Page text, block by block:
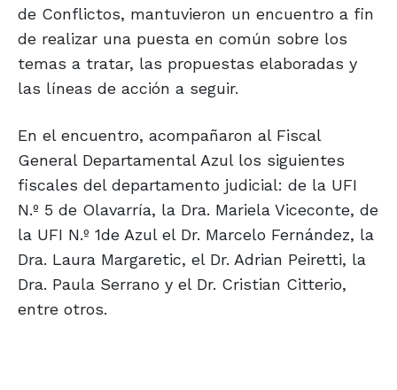
de Conflictos, mantuvieron un encuentro a fin
de realizar una puesta en común sobre los
temas a tratar, las propuestas elaboradas y
las líneas de acción a seguir.
En el encuentro, acompañaron al Fiscal
General Departamental Azul los siguientes
fiscales del departamento judicial: de la UFI
N.º 5 de Olavarría, la Dra. Mariela Viceconte, de
la UFI N.º 1de Azul el Dr. Marcelo Fernández, la
Dra. Laura Margaretic, el Dr. Adrian Peiretti, la
Dra. Paula Serrano y el Dr. Cristian Citterio,
entre otros.